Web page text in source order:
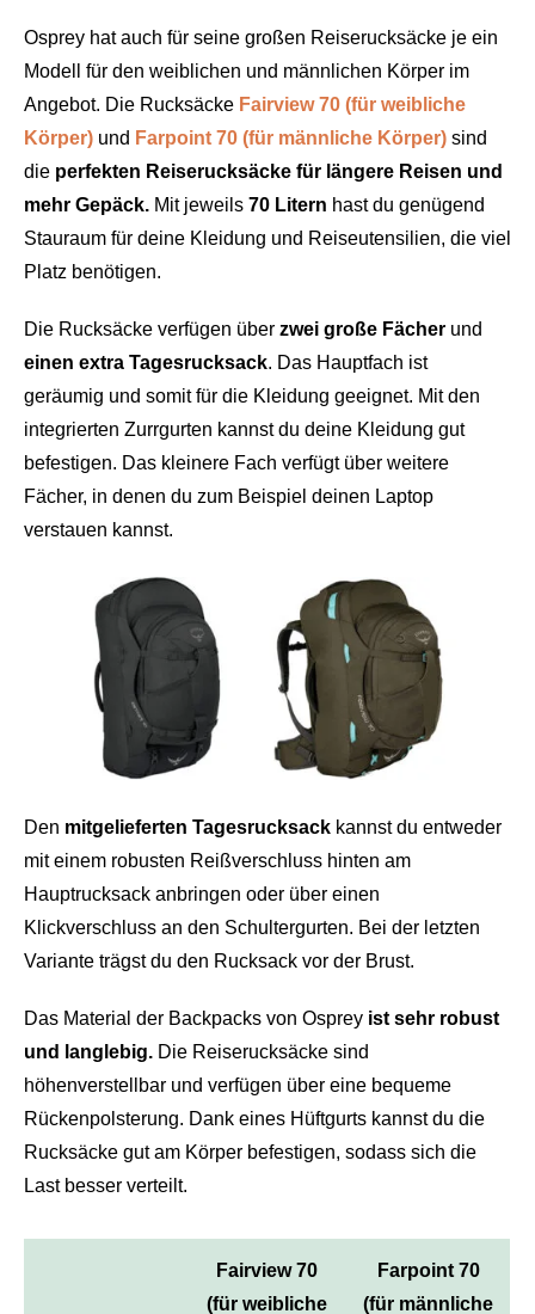
Osprey hat auch für seine großen Reiserucksäcke je ein
Modell für den weiblichen und männlichen Körper im
Angebot. Die Rucksäcke Fairview 70 (für weibliche
Körper) und Farpoint 70 (für männliche Körper) sind
die perfekten Reiserucksäcke für längere Reisen und
mehr Gepäck. Mit jeweils 70 Litern hast du genügend
Stauraum für deine Kleidung und Reiseutensilien, die viel
Platz benötigen.
Die Rucksäcke verfügen über zwei große Fächer und
einen extra Tagesrucksack. Das Hauptfach ist
geräumig und somit für die Kleidung geeignet. Mit den
integrierten Zurrgurten kannst du deine Kleidung gut
befestigen. Das kleinere Fach verfügt über weitere
Fächer, in denen du zum Beispiel deinen Laptop
verstauen kannst.
Den mitgelieferten Tagesrucksack kannst du entweder
mit einem robusten Reißverschluss hinten am
Hauptrucksack anbringen oder über einen
Klickverschluss an den Schultergurten. Bei der letzten
Variante trägst du den Rucksack vor der Brust.
Das Material der Backpacks von Osprey ist sehr robust
und langlebig. Die Reiserucksäcke sind
höhenverstellbar und verfügen über eine bequeme
Rückenpolsterung. Dank eines Hüftgurts kannst du die
Rucksäcke gut am Körper befestigen, sodass sich die
Last besser verteilt.
Fairview 70
(für weibliche
Farpoint 70
(für männliche